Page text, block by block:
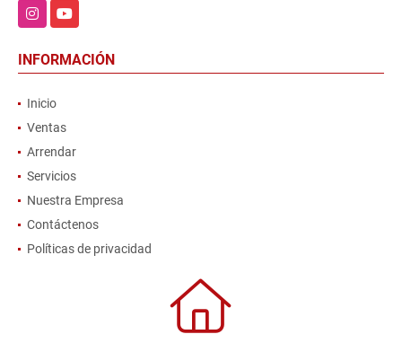
InstagramYouTube
INFORMACIÓN
Inicio
Ventas
Arrendar
Servicios
Nuestra Empresa
Contáctenos
Políticas de privacidad